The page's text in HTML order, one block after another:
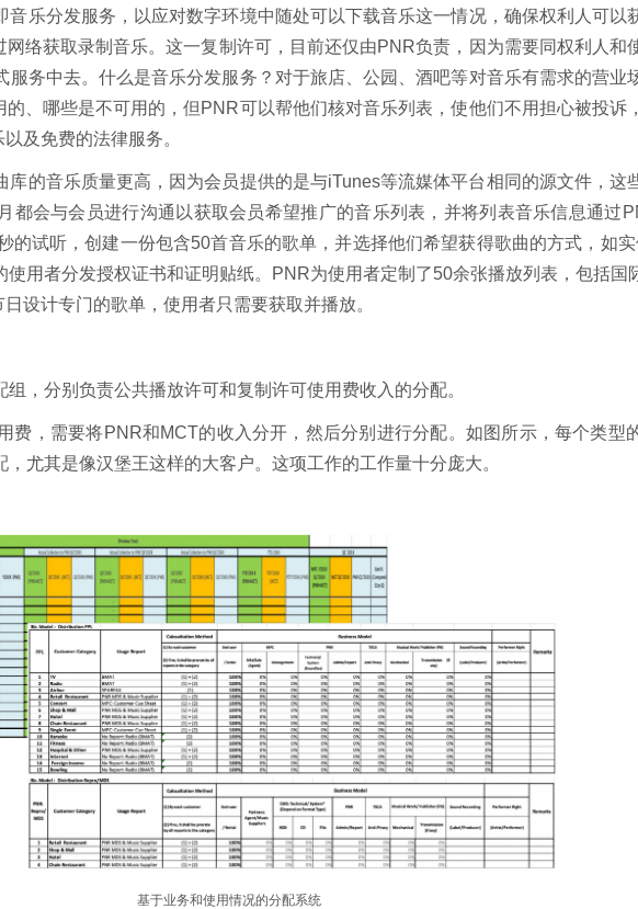
音乐分发服务，以应对数字环境中随处可以下载音乐这一情况，确保权利人可
络获取录制音乐。这一复制许可，目前还仅由PNR负责，因为需要同权利人和
务中去。什么是音乐分发服务？对于旅店、公园、酒吧等对音乐有需求的营业
、哪些是不可用的，但PNR可以帮他们核对音乐列表，使他们不用担心被投诉
及免费的法律服务。
的音乐质量更高，因为会员提供的是与iTunes等流媒体平台相同的源文件，这
都会与会员进行沟通以获取会员希望推广的音乐列表，并将列表音乐信息通过
的试听，创建一份包含50首音乐的歌单，并选择他们希望获得歌曲的方式，如
用者分发授权证书和证明贴纸。PNR为使用者定制了50余张播放列表，包括国
设计专门的歌单，使用者只需要获取并播放。
，分别负责公共播放许可和复制许可使用费收入的分配。
费，需要将PNR和MCT的收入分开，然后分别进行分配。如图所示，每个类型
尤其是像汉堡王这样的大客户。这项工作的工作量十分庞大。
基于业务和使用情况的分配系统